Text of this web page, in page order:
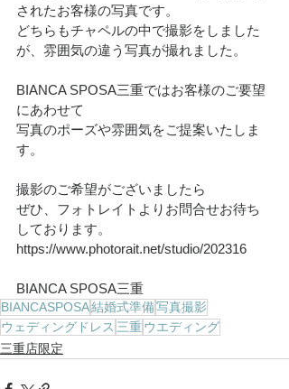
されたお客様の写真です。
どちらもチャペルの中で撮影をしました
が、雰囲気の違う写真が撮れました。
BIANCA SPOSA三重ではお客様のご要望
にあわせて
写真のポーズや雰囲気をご提案いたしま
す。
撮影のご希望がございましたら
ぜひ、フォトレイトよりお問合せお待ち
しております。
https://www.photorait.net/studio/202316
BIANCA SPOSA三重
BIANCASPOSA結婚式準備写真撮影
ウェディングドレス 三重ウエディング
三重店限定